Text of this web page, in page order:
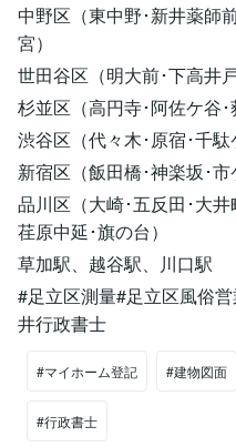
中野区（東中野･新井薬師
宮）
世田谷区（明大前･下高井
杉並区（高円寺･阿佐ケ谷･
渋谷区（代々木･原宿･千駄
新宿区（飯田橋･神楽坂･市
品川区（大崎･五反田･大
荏原中延･旗の台）
草加駅、越谷駅、川口駅
#足立区測量#足立区風俗
井行政書士
#マイホーム登記 #建物図面
#行政書士